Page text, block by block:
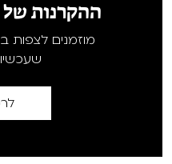
ההקרנות
מוזמנים לצפות